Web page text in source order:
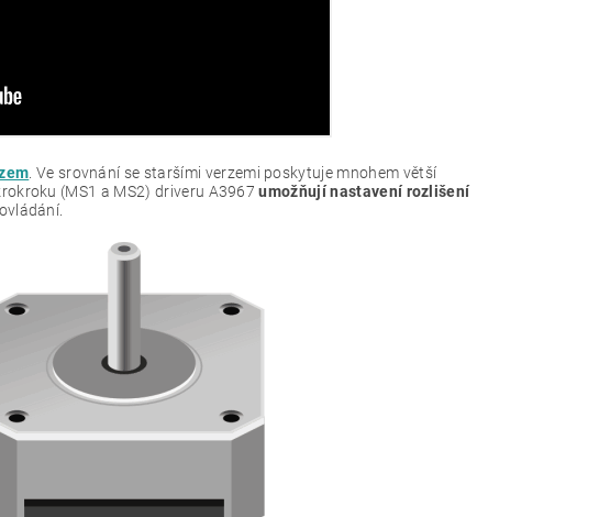
. Ve srovnání se staršími verzemi poskytuje mnohem větší
(MS1 a MS2) driveru A3967umožňují nastavení rozlišení